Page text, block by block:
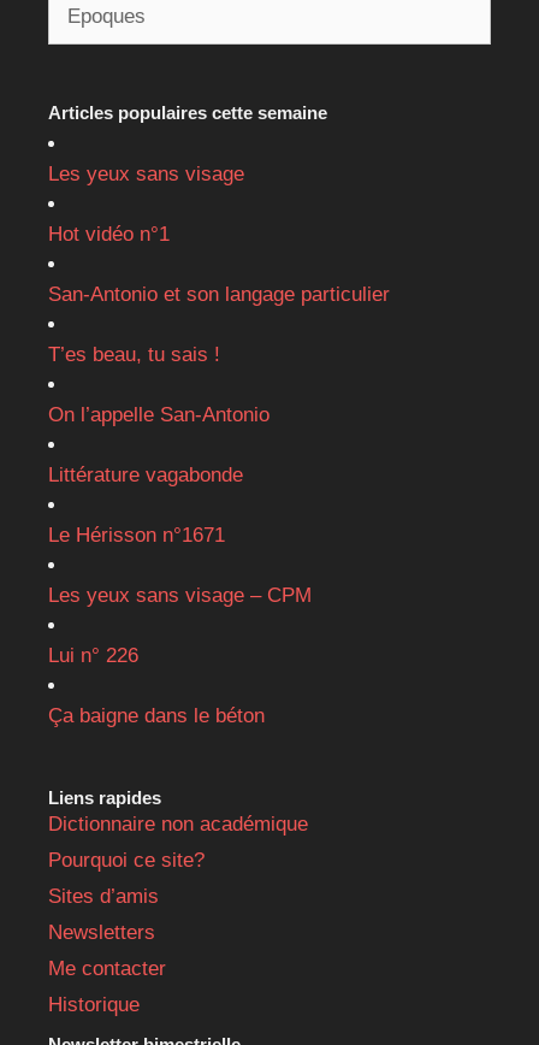
Articles populaires cette semaine
Les yeux sans visage
Hot vidéo n°1
San-Antonio et son langage particulier
T’es beau, tu sais !
On l’appelle San-Antonio
Littérature vagabonde
Le Hérisson n°1671
Les yeux sans visage – CPM
Lui n° 226
Ça baigne dans le béton
Liens rapides
Dictionnaire non académique
Pourquoi ce site?
Sites d’amis
Newsletters
Me contacter
Historique